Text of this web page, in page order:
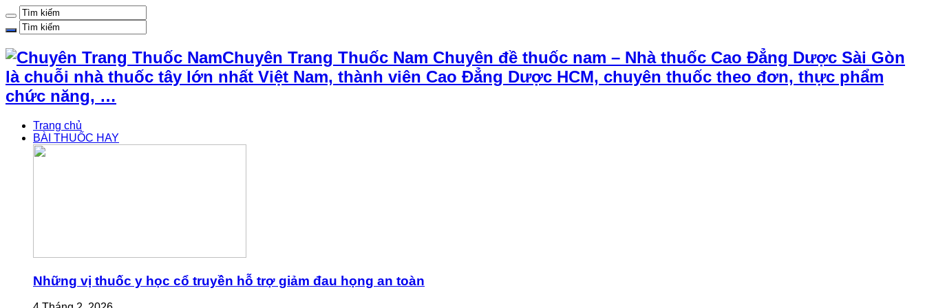
Chuyên Trang Thuốc Nam Chuyên đề thuốc nam – Nhà thuốc Cao Đẳng Dược Sài Gòn
là chuỗi nhà thuốc tây lớn nhất Việt Nam, thành viên Cao Đẳng Dược HCM, chuyên thuốc theo đơn, thực phẩm
chức năng, …
Trang chủ
BÀI THUỐC HAY
Những vị thuốc y học cổ truyền hỗ trợ giảm đau họng an toàn